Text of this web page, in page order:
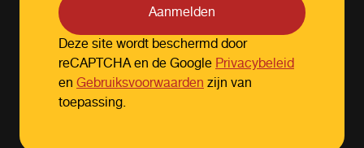
Aanmelden
Deze site wordt beschermd door
reCAPTCHA en de GooglePrivacybeleid
en Gebruiksvoorwaardenzijn van
toepassing.